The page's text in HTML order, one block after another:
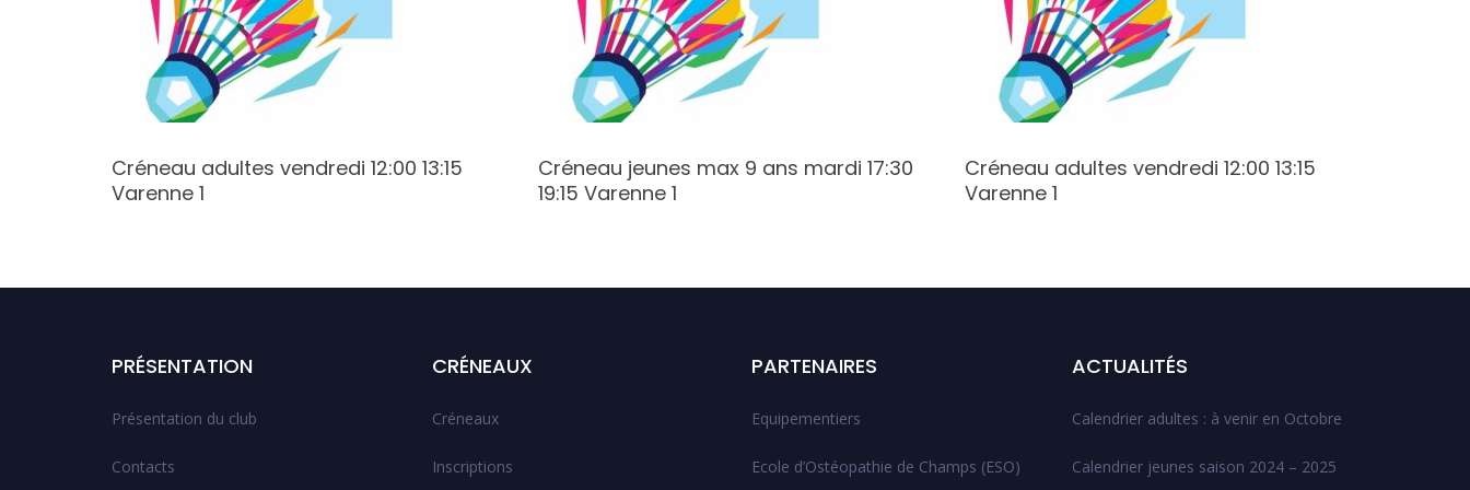
Créneau adultes vendredi 12:00 13:15
Varenne 1
Créneau jeunes max 9 ans mardi 17:30
19:15 Varenne 1
Créneau adultes vendredi 12:00 13:15
Varenne 1
PRÉSENTATION
Présentation du club
Contacts
CRÉNEAUX
Créneaux
Inscriptions
PARTENAIRES
Equipementiers
Ecole d’Ostéopathie de Champs (ESO)
ACTUALITÉS
Calendrier adultes : à venir en Octobre
Calendrier jeunes saison 2024 – 2025